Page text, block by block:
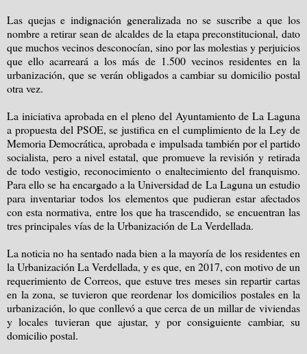
Las quejas e indignación generalizada no se suscribe a que los
nombre a retirar sean de alcaldes de la etapa preconstitucional, dato
que muchos vecinos desconocían, sino por las molestias y perjuicios
que ello acarreará a los más de 1.500 vecinos residentes en la
urbanización, que se verán obligados a cambiar su domicilio postal
otra vez.
La iniciativa aprobada en el pleno del Ayuntamiento de La Laguna
a propuesta del PSOE, se justifica en el cumplimiento de la Ley de
Memoria Democrática, aprobada e impulsada también por el partido
socialista, pero a nivel estatal, que promueve la revisión y retirada
de todo vestigio, reconocimiento o enaltecimiento del franquismo.
Para ello se ha encargado a la Universidad de La Laguna un estudio
para inventariar todos los elementos que pudieran estar afectados
con esta normativa, entre los que ha trascendido, se encuentran las
tres principales vías de la Urbanización de La Verdellada.
La noticia no ha sentado nada bien a la mayoría de los residentes en
la Urbanización La Verdellada, y es que, en 2017, con motivo de un
requerimiento de Correos, que estuve tres meses sin repartir cartas
en la zona, se tuvieron que reordenar los domicilios postales en la
urbanización, lo que conllevó a que cerca de un millar de viviendas
y locales tuvieran que ajustar, y por consiguiente cambiar, su
domicilio postal.